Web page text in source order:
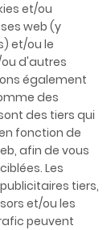
et/ou
web (y
et/ou le
d'autres
également
des
des tiers qui
fonction de
afin de vous
Les
tiers,
et/ou les
peuvent